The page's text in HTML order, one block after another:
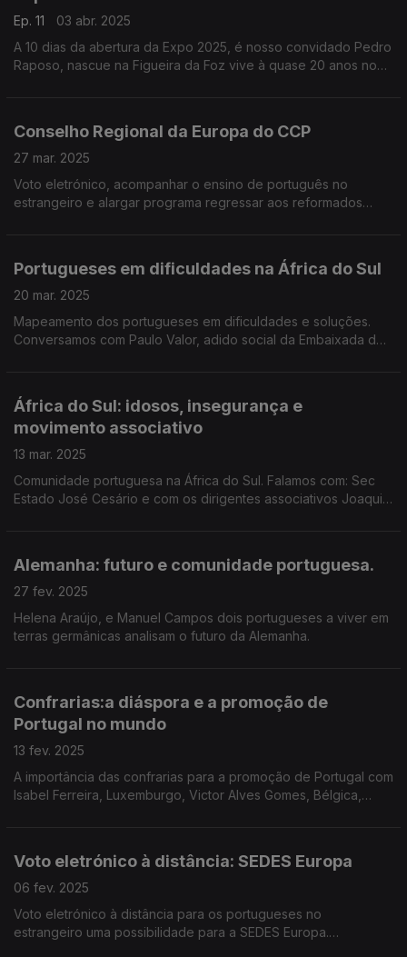
Ep. 11
03 abr. 2025
A 10 dias da abertura da Expo 2025, é nosso convidado Pedro
Raposo, nascue na Figueira da Foz vive à quase 20 anos no
Conselho Regional da Europa do CCP
27 mar. 2025
Voto eletrónico, acompanhar o ensino de português no
estrangeiro e alargar programa regressar aos reformados
Portugueses em dificuldades na África do Sul
20 mar. 2025
Mapeamento dos portugueses em dificuldades e soluções.
Conversamos com Paulo Valor, adido social da Embaixada de
África do Sul: idosos, insegurança e
movimento associativo
13 mar. 2025
Comunidade portuguesa na África do Sul. Falamos com: Sec
Estado José Cesário e com os dirigentes associativos Joaquim
Alemanha: futuro e comunidade portuguesa.
27 fev. 2025
Helena Araújo, e Manuel Campos dois portugueses a viver em
terras germânicas analisam o futuro da Alemanha.
Confrarias:a diáspora e a promoção de
Portugal no mundo
13 fev. 2025
A importância das confrarias para a promoção de Portugal com
Isabel Ferreira, Luxemburgo, Victor Alves Gomes, Bélgica,
Voto eletrónico à distância: SEDES Europa
06 fev. 2025
Voto eletrónico à distância para os portugueses no
estrangeiro uma possibilidade para a SEDES Europa.